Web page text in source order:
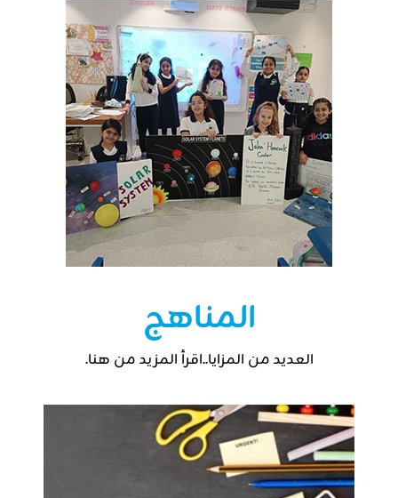
المناهج
العديد من المزايا..اقرأ المزيد من هنا.